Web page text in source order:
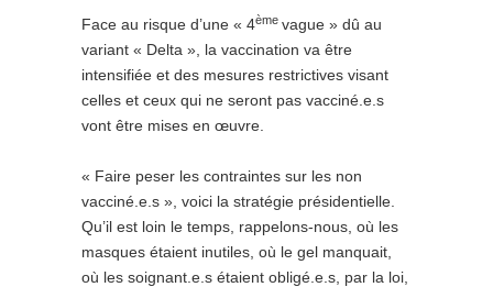
Face au risque d’une « 4ème vague » dû au
variant « Delta », la vaccination va être
intensifiée et des mesures restrictives visant
celles et ceux qui ne seront pas vacciné.e.s
vont être mises en œuvre.
« Faire peser les contraintes sur les non
vacciné.e.s », voici la stratégie présidentielle.
Qu’il est loin le temps, rappelons-nous, où les
masques étaient inutiles, où le gel manquait,
où les soignant.e.s étaient obligé.e.s, par la loi,